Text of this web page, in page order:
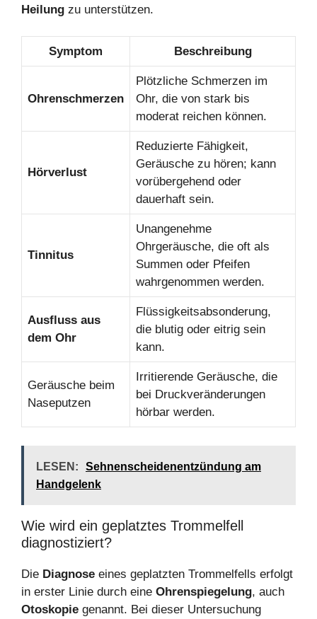
Heilung zu unterstützen.
Symptom Beschreibung
Ohrenschmerzen
Plötzliche Schmerzen im
Ohr, die von stark bis
moderat reichen können.
Hörverlust
Reduzierte Fähigkeit,
Geräusche zu hören; kann
vorübergehend oder
dauerhaft sein.
Tinnitus
Unangenehme
Ohrgeräusche, die oft als
Summen oder Pfeifen
wahrgenommen werden.
Ausfluss aus
dem Ohr
Flüssigkeitsabsonderung,
die blutig oder eitrig sein
kann.
Geräusche beim
Naseputzen
Irritierende Geräusche, die
bei Druckveränderungen
hörbar werden.
LESEN:
Sehnenscheidenentzündung am
Handgelenk
Wie wird ein geplatztes Trommelfell
diagnostiziert?
Die Diagnose eines geplatzten Trommelfells erfolgt
in erster Linie durch eine Ohrenspiegelung, auch
Otoskopie genannt. Bei dieser Untersuchung